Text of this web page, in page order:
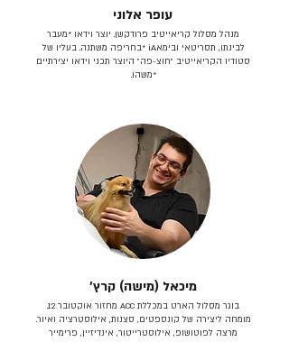
עופר אלוני
מנהל מסלול קריאייטיב פרודקשן. יוצר וידאו *מעבר
לבינתו, תסריטאי וב​ימאiA‎ *בחריפה משתנה. בעליו של
סטודיו הקריאייטיב ״חוצ-פה״ היוצר תכני וידאו יצירתיים
*משהו.
מיכאל (מישה) קרץ׳
בוגר מסלול הארט במכללת ACC מחזור אוקטובר 12.
מומחה ליצירה של קונספטים, סצנות, אילוסטרציה ואיור.
מרצה לפוטושופ, אילוסטרייטור, אינדיזיין, פרימייר